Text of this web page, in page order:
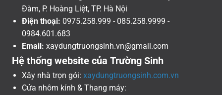
Đàm, P. Hoàng Liệt, TP. Hà Nội
Điện thoại: 0975.258.999 - 085.258.9999 -
0984.601.683
Email: xaydungtruongsinh.vn@gmail.com
Hệ thống website của Trường Sinh
Xây nhà trọn gói: xaydungtruongsinh.com.vn
Cửa nhôm kính & Thang máy: